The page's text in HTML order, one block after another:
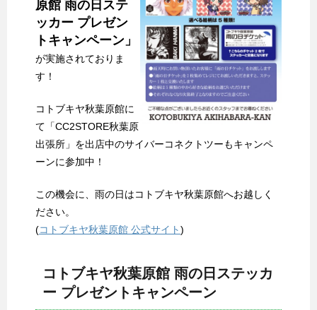
原館 雨の日ステ
ッカー プレゼン
トキャンペーン」
が実施されておりま
す！
コトブキヤ秋葉原館に
て「CC2STORE秋葉原
出張所」を出店中のサイバーコネクトツーもキャンペ
ーンに参加中！
この機会に、雨の日はコトブキヤ秋葉原館へお越しく
ださい。
(コトブキヤ秋葉原館 公式サイト)
コトブキヤ秋葉原館 雨の日ステッカ
ー プレゼントキャンペーン